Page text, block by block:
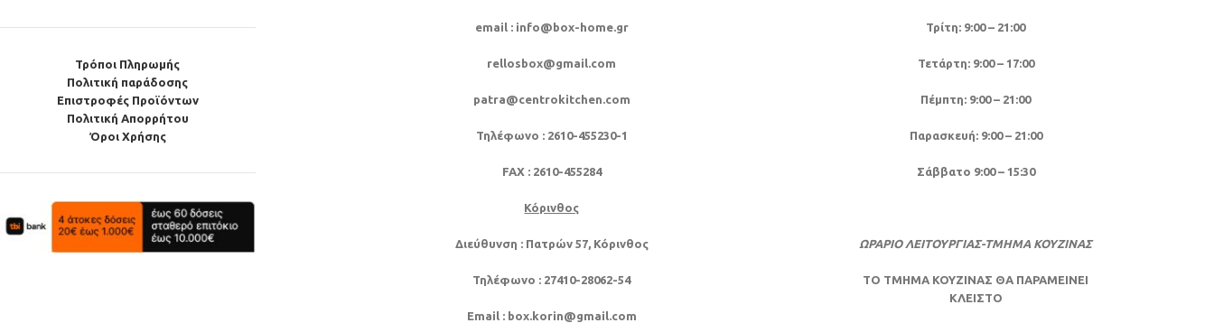
Τρόποι Πληρωμής
Πολιτική παράδοσης
Επιστροφές Προϊόντων
Πολιτική Απορρήτου
Όροι Χρήσης
email : info@box-home.gr
rellosbox@gmail.com
patra@centrokitchen.com
Τηλέφωνο : 2610-455230-1
FAX: 2610-455284
Κόρινθος
Διεύθυνση : Πατρών 57, Κόρινθος
Τηλέφωνο : 27410-28062-54
Email : box.korin@gmail.com
Τρίτη: 9:00 – 21:00
Τετάρτη: 9:00 – 17:00
Πέμπτη: 9:00 – 21:00
Παρασκευή: 9:00 – 21:00
Σάββατο 9:00 – 15:30
ΩΡΑΡΙΟ ΛΕΙΤΟΥΡΓΙΑΣ-ΤΜΗΜΑ ΚΟΥΖΙΝΑΣ
ΤΟ ΤΜΗΜΑ ΚΟΥΖΙΝΑΣ ΘΑ ΠΑΡΑΜΕΙΝΕΙ
ΚΛΕΙΣΤΟ